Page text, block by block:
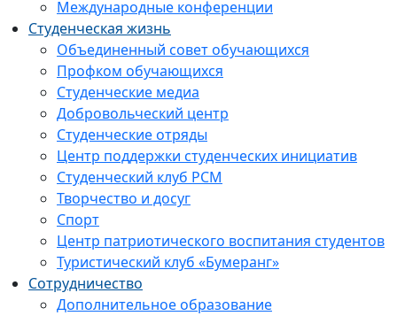
Международные конференции
Студенческая жизнь
Объединенный совет обучающихся
Профком обучающихся
Студенческие медиа
Добровольческий центр
Студенческие отряды
Центр поддержки студенческих инициатив
Студенческий клуб РСМ
Творчество и досуг
Спорт
Центр патриотического воспитания студентов
Туристический клуб «Бумеранг»
Сотрудничество
Дополнительное образование